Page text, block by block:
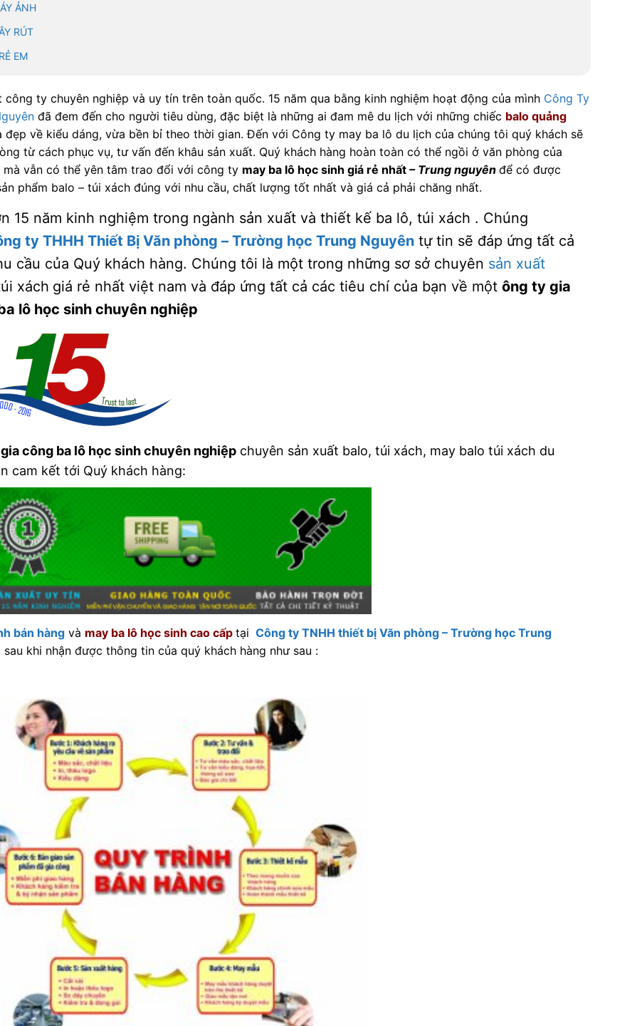
ẢNH
RÚT
EM
ty chuyên nghiệp và uy tín trên toàn quốc. 15 năm qua bằng kinh nghiệm hoạt động của mình Công Ty
đã đem đến cho người tiêu dùng, đặc biệt là những ai đam mê du lịch với những chiếc balo quảng
đẹp về kiểu dáng, vừa bền bỉ theo thời gian. Đến với Công ty may ba lô du lịch của chúng tôi quý khách sẽ
từ cách phục vụ, tư vấn đến khâu sản xuất. Quý khách hàng hoàn toàn có thể ngồi ở văn phòng của
vẫn có thể yên tâm trao đổi với công ty may ba lô học sinh giá rẻ nhất – Trung nguyênđể có được
phẩm balo – túi xách đúng với nhu cầu, chất lượng tốt nhất và giá cả phải chăng nhất.
15 năm kinh nghiệm trong ngành sản xuất và thiết kế ba lô, túi xách . Chúng
ty THHH Thiết Bị Văn phòng – Trường học Trung Nguyên tự tin sẽ đáp ứng tất cả
cầu của Quý khách hàng. Chúng tôi là một trong những sơ sở chuyên sản xuất
xách giá rẻ nhất việt nam và đáp ứng tất cả các tiêu chí của bạn về mộtông ty gia
lô học sinh chuyên nghiệp
công ba lô học sinh chuyên nghiệp chuyên sản xuất balo, túi xách, may balo túi xách du
cam kết tới Quý khách hàng:
bán hàng và may ba lô học sinh cao cấp tại Công ty TNHH thiết bị Văn phòng – Trường học Trung
sau khi nhận được thông tin của quý khách hàng như sau :